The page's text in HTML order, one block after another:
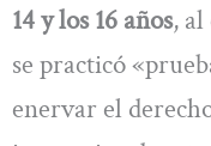
14 y los 16 años,
se practicó
enervar el